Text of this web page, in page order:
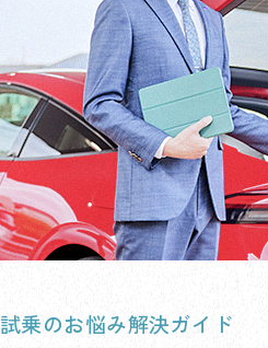
試乗のお悩み解決ガイド